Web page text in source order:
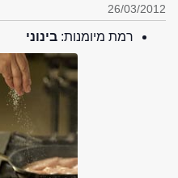
26/03/2012
רמת מיומנות: בינוני